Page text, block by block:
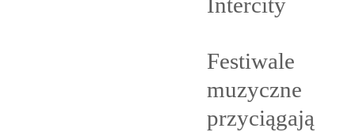
Festiwale
muzyczne
przyciągają